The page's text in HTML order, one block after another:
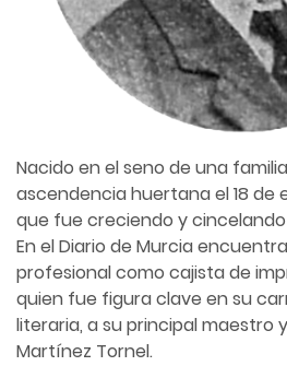
Nacido en el seno de una
ascendencia huertana el 18 de
que fue creciendo y
En el Diario de Murcia
profesional como cajista de
quien fue figura clave en su
literaria, a su principal maestro
Martínez Tornel.